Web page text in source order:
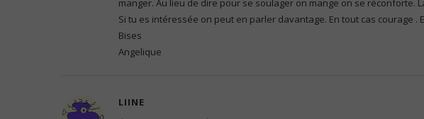
manger. Au lieu de dire pour se soulager on mange on se réconforte.
Si tu es intéressée on peut en parler davantage. En tout cas courage .
Bises
Angelique
LIINE